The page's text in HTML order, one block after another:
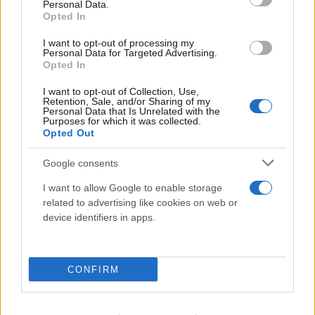
Personal Data.
Opted In
I want to opt-out of processing my
Personal Data for Targeted Advertising.
Opted In
I want to opt-out of Collection, Use,
Retention, Sale, and/or Sharing of my
Personal Data that Is Unrelated with the
Purposes for which it was collected.
Opted Out
Google consents
I want to allow Google to enable storage
related to advertising like cookies on web or
device identifiers in apps.
CONFIRM